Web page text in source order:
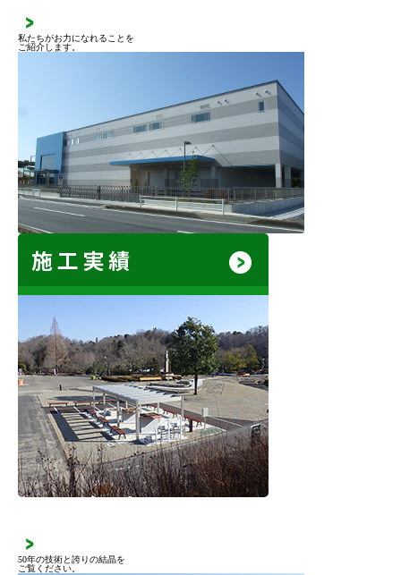
私たちがお力になれることを
ご紹介します。
50年の技術と誇りの結晶を
ご覧ください。